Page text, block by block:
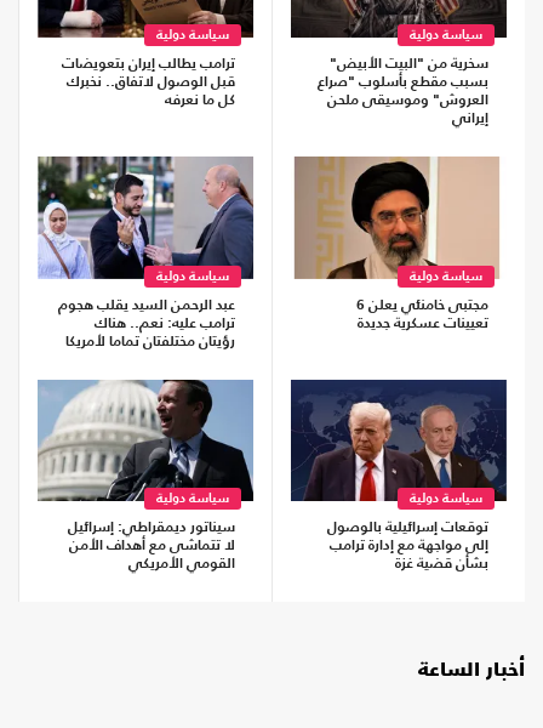
سياسة دولية
سخرية من "البيت الأبيض"
بسبب مقطع بأسلوب "صراع
العروش" وموسيقى ملحن
إيراني
سياسة دولية
ترامب يطالب إيران بتعويضات
قبل الوصول لاتفاق.. نخبرك
كل ما نعرفه
سياسة دولية
مجتبى خامنئي يعلن 6
تعيينات عسكرية جديدة
سياسة دولية
عبد الرحمن السيد يقلب هجوم
ترامب عليه: نعم.. هناك
رؤيتان مختلفتان تماما لأمريكا
سياسة دولية
توقعات إسرائيلية بالوصول
إلى مواجهة مع إدارة ترامب
بشأن قضية غزة
سياسة دولية
سيناتور ديمقراطي: إسرائيل
لا تتماشى مع أهداف الأمن
القومي الأمريكي
أخبار الساعة